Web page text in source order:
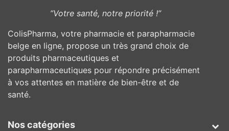
”Votre santé, notre priorité !”
ColisPharma, votre pharmacie et parapharmacie
belge en ligne, propose un très grand choix de
produits pharmaceutiques et
parapharmaceutiques pour répondre précisément
à vos attentes en matière de bien-être et de
santé.
Nos catégories